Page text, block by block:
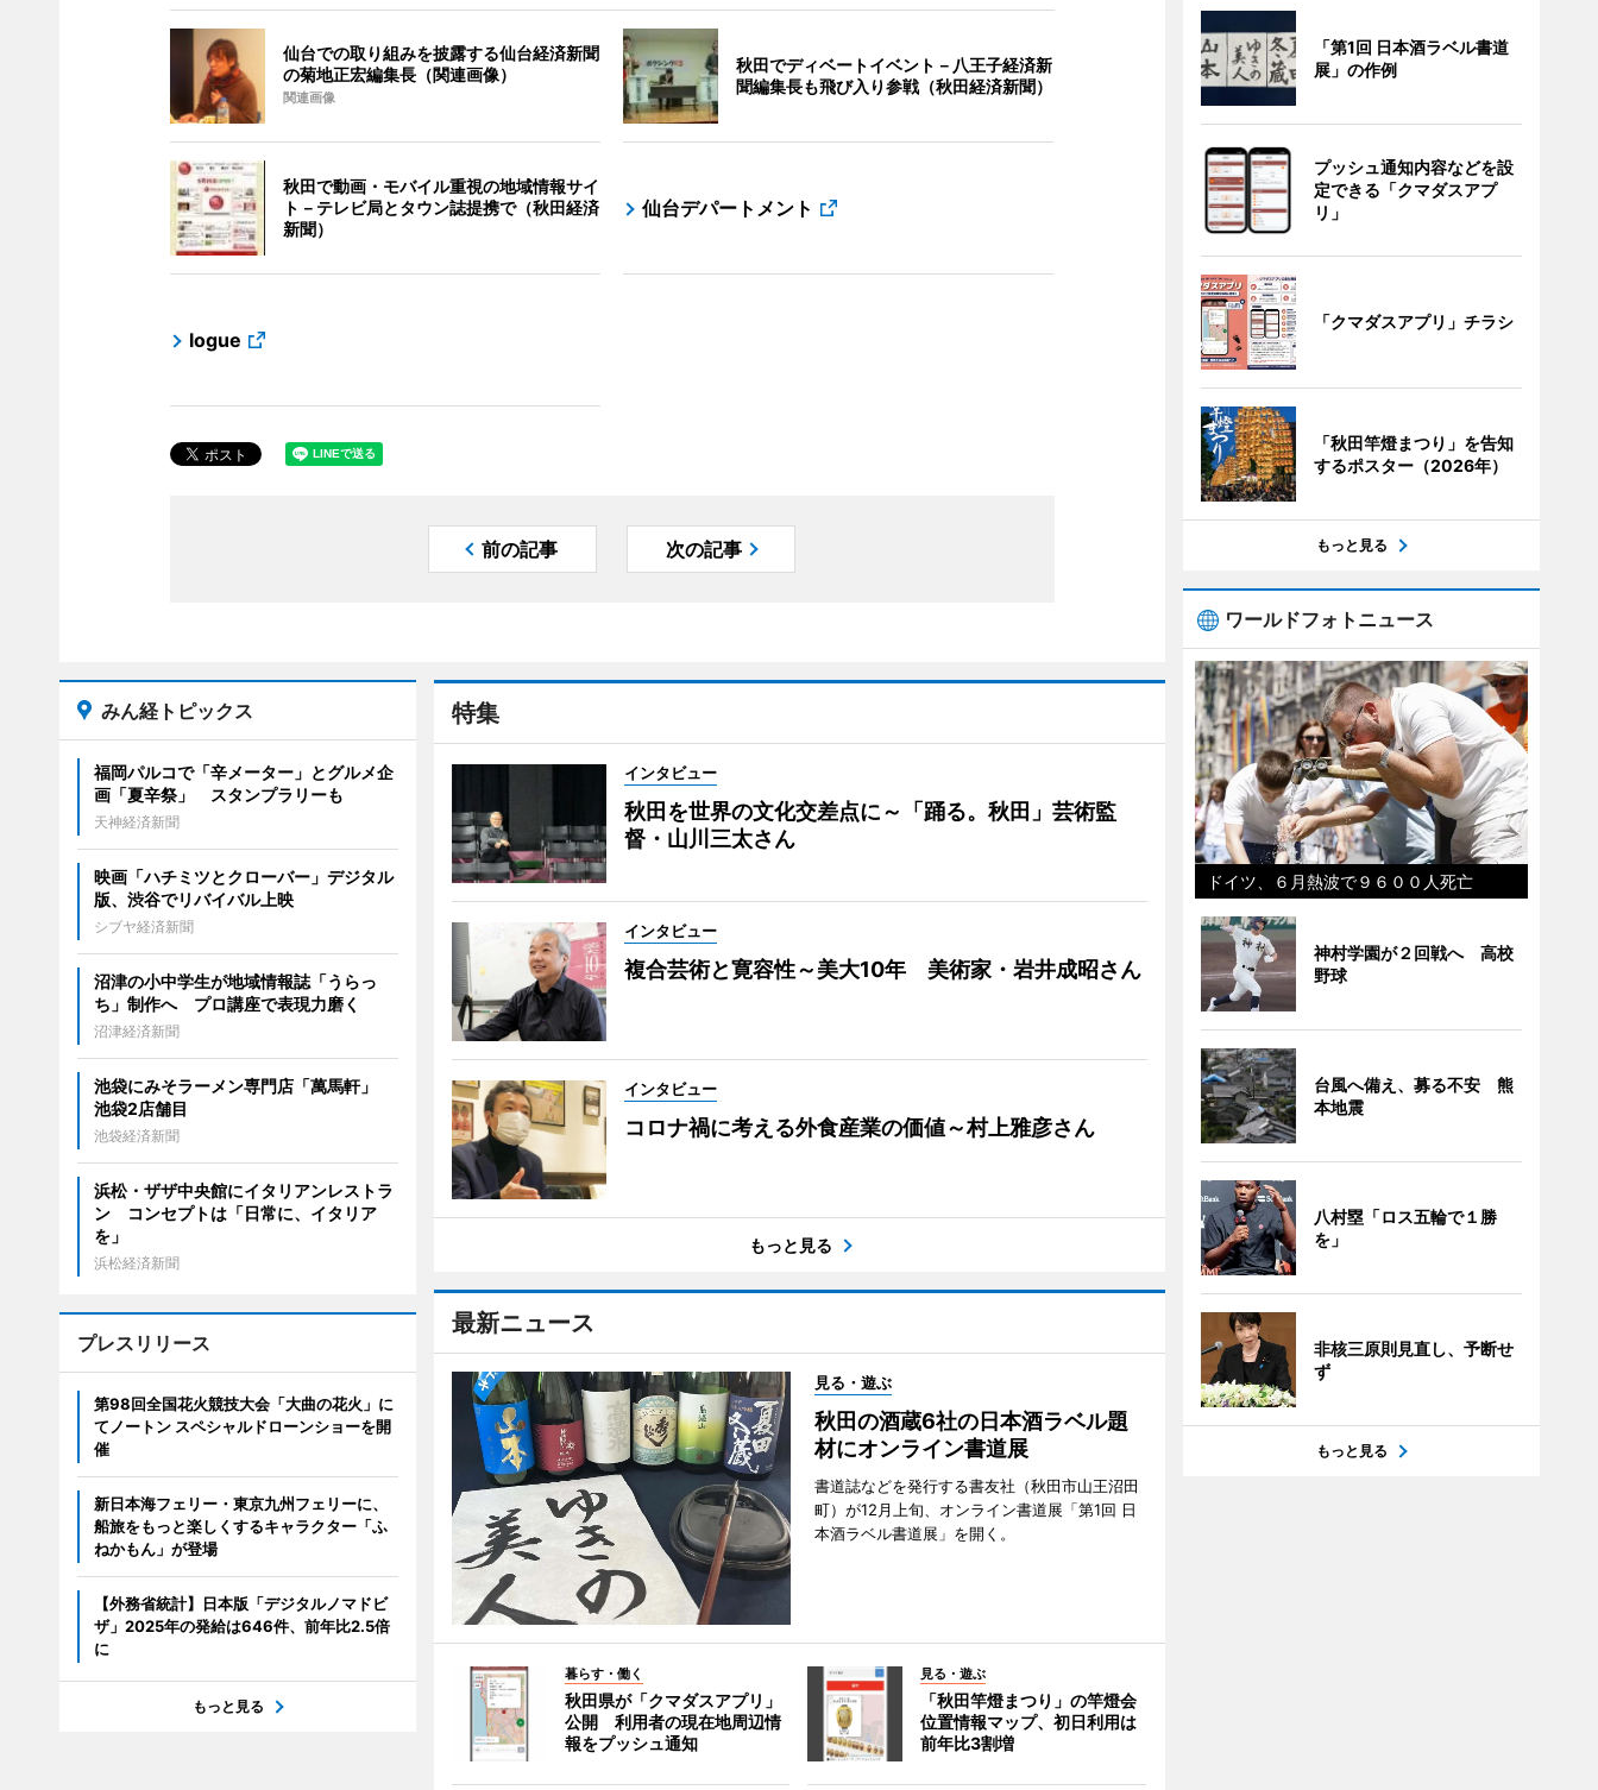
仙台での取り組みを披露する仙台経済新聞
の菊地正宏編集長（関連画像）
関連画像
秋田でディベートイベント－八王子経済新
聞編集長も飛び入り参戦（秋田経済新聞）
秋田で動画・モバイル重視の地域情報サイ
ト－テレビ局とタウン誌提携で（秋田経済
新聞）
仙台デパートメント
logue
前の記事 次の記事
特集
インタビュー
秋田を世界の文化交差点に～「踊る。秋田」芸術監
督・山川三太さん
インタビュー
複合芸術と寛容性～美大10年 美術家・岩井成昭さん
インタビュー
コロナ禍に考える外食産業の価値～村上雅彦さん
もっと見る
最新ニュース
見る・遊ぶ
秋田の酒蔵6社の日本酒ラベル題
材にオンライン書道展
書道誌などを発行する書友社（秋田市山王沼田
町）が12月上旬、オンライン書道展「第1回 日
本酒ラベル書道展」を開く。
暮らす・働く
秋田県が「クマダスアプリ」
公開 利用者の現在地周辺情
報をプッシュ通知
見る・遊ぶ
「秋田竿燈まつり」の竿燈会
位置情報マップ、初日利用は
前年比3割増
みん経トピックス
福岡パルコで「辛メーター」とグルメ企
画「夏辛祭」 スタンプラリーも
天神経済新聞
映画「ハチミツとクローバー」デジタル
版、渋谷でリバイバル上映
シブヤ経済新聞
沼津の小中学生が地域情報誌「うらっ
ち」制作へ プロ講座で表現力磨く
沼津経済新聞
池袋にみそラーメン専門店「萬馬軒」
池袋2店舗目
池袋経済新聞
浜松・ザザ中央館にイタリアンレストラ
ン コンセプトは「日常に、イタリア
を」
浜松経済新聞
プレスリリース
第98回全国花火競技大会「大曲の花火」に
てノートン スペシャルドローンショーを開
催
新日本海フェリー・東京九州フェリーに、
船旅をもっと楽しくするキャラクター「ふ
ねかもん」が登場
【外務省統計】日本版「デジタルノマドビ
ザ」2025年の発給は646件、前年比2.5倍
に
もっと見る
「第1回 日本酒ラベル書道
展」の作例
プッシュ通知内容などを設
定できる「クマダスアプ
リ」
「クマダスアプリ」チラシ
「秋田竿燈まつり」を告知
するポスター（2026年）
もっと見る
ワールドフォトニュース
ドイツ、６月熱波で９６００人死亡
神村学園が２回戦へ 高校
野球
台風へ備え、募る不安 熊
本地震
八村塁「ロス五輪で１勝
を」
非核三原則見直し、予断せ
ず
もっと見る